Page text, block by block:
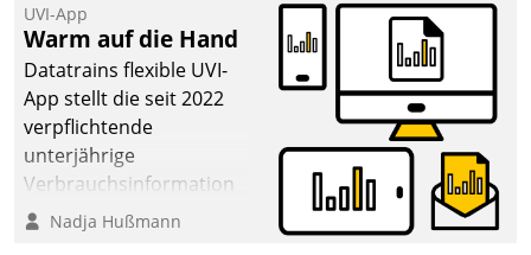
UVI-App
Warm auf die Hand
Datatrains flexible UVI-
App stellt die seit 2022
verpflichtende
unterjährige
Verbrauchsinformation
schnell, zuverlässig und
Nadja Hußmann